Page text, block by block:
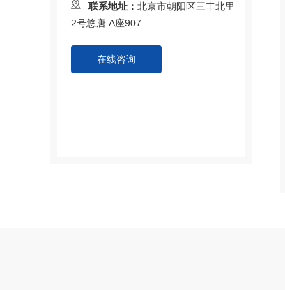
联系地址： 北京市朝阳区三丰北里
2号悠唐 A座907
在线咨询